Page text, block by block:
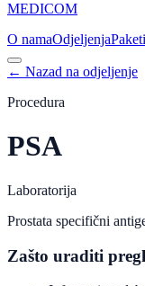
MEDICOM
O namaOdjeljenja
← Nazad na odjeljenje
Procedura
PSA
Laboratorija
Prostata specifični
Zašto uraditi